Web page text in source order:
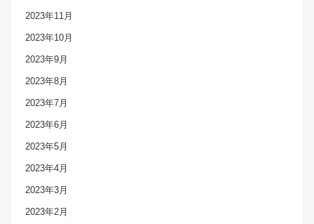
2023年11月
2023年10月
2023年9月
2023年8月
2023年7月
2023年6月
2023年5月
2023年4月
2023年3月
2023年2月